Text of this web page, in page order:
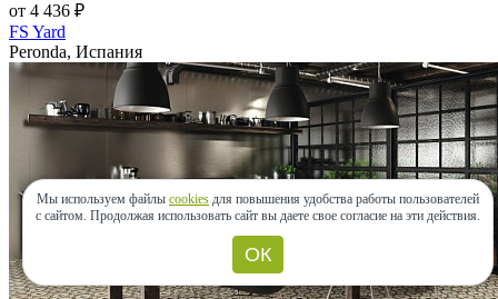
от 4 436 ₽
FS Yard
Peronda, Испания
Мы используем файлы cookies для повышения удобства работы пользователей
с сайтом. Продолжая использовать сайт вы даете свое согласие на эти действия.
ОК